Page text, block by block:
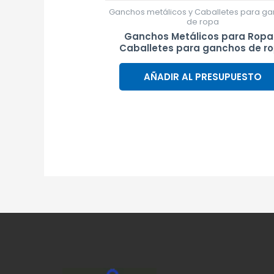
Ganchos metálicos y Caballetes para
de ropa
Ganchos Metálicos para
Caballetes para ganchos de
AÑADIR AL PRESUPUESTO